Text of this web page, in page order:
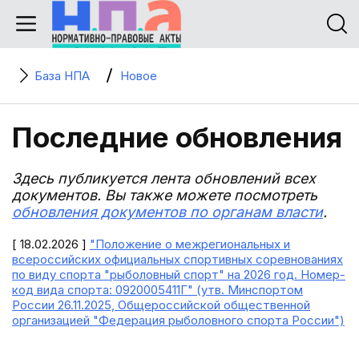
База НПА Новое
Последние обновления
Здесь публикуется лента обновлений всех
документов. Вы также можете посмотреть
обновления документов по органам власти.
[ 18.02.2026 ] "Положение о межрегиональных и
всероссийских официальных спортивных соревнованиях
по виду спорта "рыболовный спорт" на 2026 год. Номер-
код вида спорта: 0920005411Г" (утв. Минспортом
России 26.11.2025, Общероссийской общественной
организацией "Федерация рыболовного спорта России")